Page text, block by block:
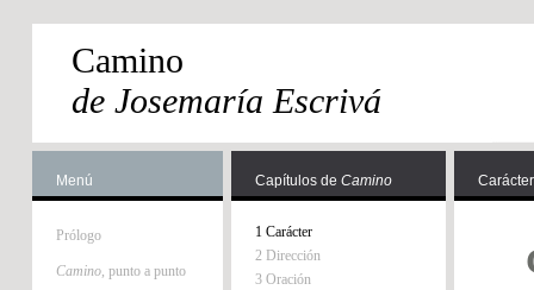
Camino
de Josemaría Escrivá
Menú
Prólogo
Camino, punto a punto
Capítulos de Camino
1 Carácter
2 Dirección
3 Oración
Carácter